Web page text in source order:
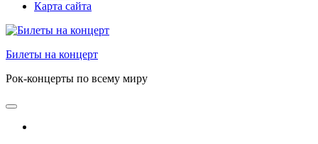
Карта сайта
Билеты на концерт
Рок-концерты по всему миру